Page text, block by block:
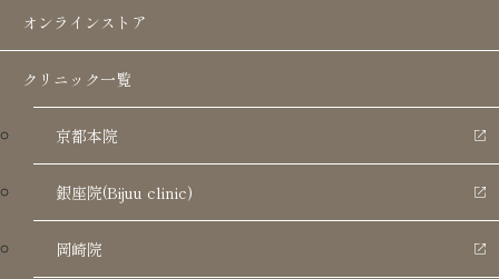
オンラインストア
クリニック一覧
京都本院
銀座院(Bijuu clinic)
岡崎院
ジャルプロシリーズの施術を受けられな
ジャルプロシリーズのよくある質問3選
ジャルプロシリーズの施術概要
ジャルプロシリーズの料金